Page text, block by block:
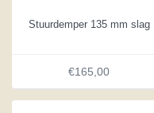
Stuurdemper 135 mm slag
€165,00